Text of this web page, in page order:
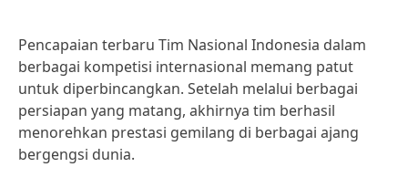
Pencapaian terbaru Tim Nasional Indonesia dalam
berbagai kompetisi internasional memang patut
untuk diperbincangkan. Setelah melalui berbagai
persiapan yang matang, akhirnya tim berhasil
menorehkan prestasi gemilang di berbagai ajang
bergengsi dunia.